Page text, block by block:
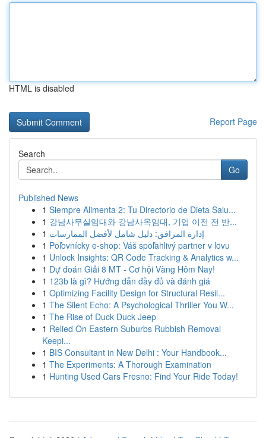
HTML is disabled
Report Page
Search
Go
Published News
1 Siempre Alimenta 2: Tu Directorio de Dieta Salu...
1 강남사무실임대와 강남사옥임대, 기업 이전 전 반...
1 إدارة المرافق: دليل شامل لأفضل الممارسات
1 Poľovnícky e-shop: Váš spoľahlivý partner v lovu
1 Unlock Insights: QR Code Tracking & Analytics w...
1 Dự đoán Giải 8 MT - Cơ hội Vàng Hôm Nay!
1 123b là gì? Hướng dẫn đầy đủ và đánh giá
1 Optimizing Facility Design for Structural Resil...
1 The Silent Echo: A Psychological Thriller You W...
1 The Rise of Duck Duck Jeep
1 Relied On Eastern Suburbs Rubbish Removal
Keepi...
1 BIS Consultant in New Delhi : Your Handbook...
1 The Experiments: A Thorough Examination
1 Hunting Used Cars Fresno: Find Your Ride Today!